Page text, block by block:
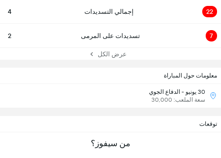
22 إجمالي التسديدات 4
7 تسديدات على المرمى 2
عرض الكل
معلومات حول المباراة
30 يونيو - الدفاع الجوي
سعة الملعب: 30,000
توقعات
من سيفوز؟